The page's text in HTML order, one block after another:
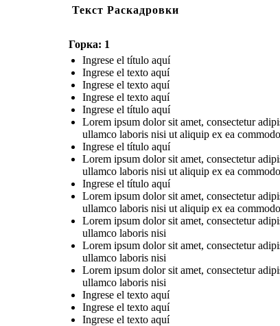
Текст Раскадровки
Горка: 1
Ingrese el título aquí
Ingrese el texto aquí
Ingrese el texto aquí
Ingrese el texto aquí
Ingrese el título aquí
Lorem ipsum dolor sit amet, consectetur
ullamco laboris nisi ut aliquip ex ea
Ingrese el título aquí
Lorem ipsum dolor sit amet, consectetur
ullamco laboris nisi ut aliquip ex ea
Ingrese el título aquí
Lorem ipsum dolor sit amet, consectetur
ullamco laboris nisi ut aliquip ex ea
Lorem ipsum dolor sit amet, consectetur
ullamco laboris nisi
Lorem ipsum dolor sit amet, consectetur
ullamco laboris nisi
Lorem ipsum dolor sit amet, consectetur
ullamco laboris nisi
Ingrese el texto aquí
Ingrese el texto aquí
Ingrese el texto aquí